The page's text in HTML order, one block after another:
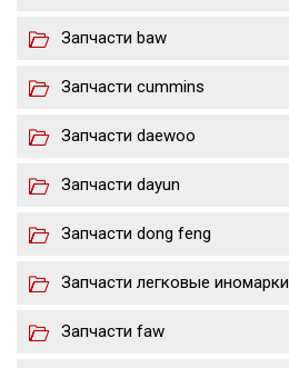
Запчасти baw
Запчасти cummins
Запчасти daewoo
Запчасти dayun
Запчасти dong feng
Запчасти легковые иномарки
Запчасти faw